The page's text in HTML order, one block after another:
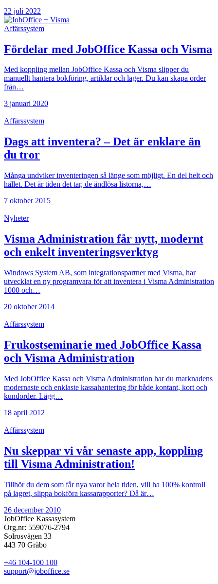
22 juli 2022
Affärssystem
Fördelar med JobOffice Kassa och Visma
Med koppling mellan JobOffice Kassa och Visma slipper du
manuellt hantera bokföring, artiklar och lager. Du kan skapa order
från…
3 januari 2020
Affärssystem
Dags att inventera? – Det är enklare än
du tror
Många undviker inventeringen så länge som möjligt. En del helt och
hållet. Det är tiden det tar, de ändlösa listorna,…
7 oktober 2015
Nyheter
Visma Administration får nytt, modernt
och enkelt inventeringsverktyg
Windows System AB, som integrationspartner med Visma, har
utvecklat en ny programvara för att inventera i Visma Administration
1000 och…
20 oktober 2014
Affärssystem
Frukostseminarie med JobOffice Kassa
och Visma Administration
Med JobOffice Kassa och Visma Administration har du marknadens
modernaste och enklaste kassahantering för både kontant, kort och
kundorder. Lägg…
18 april 2012
Affärssystem
Nu skeppar vi vår senaste app, koppling
till Visma Administration!
Tillhör du dem som får nya varor hela tiden, vill ha 100% kontroll
på lagret, slippa bokföra kassarapporter? Då är…
26 december 2010
JobOffice Kassasystem
Org.nr: 559076-2794
Solrosvägen 33
443 70 Gråbo
+46 104-100 100
support@joboffice.se